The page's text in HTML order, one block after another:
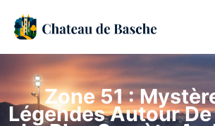
Zone 51 :
Légendes Autour De